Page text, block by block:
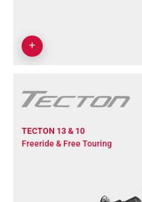
TECTON 13 & 10
Freeride & Free Touring